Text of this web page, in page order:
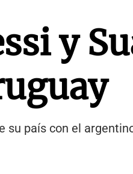
y
país con el